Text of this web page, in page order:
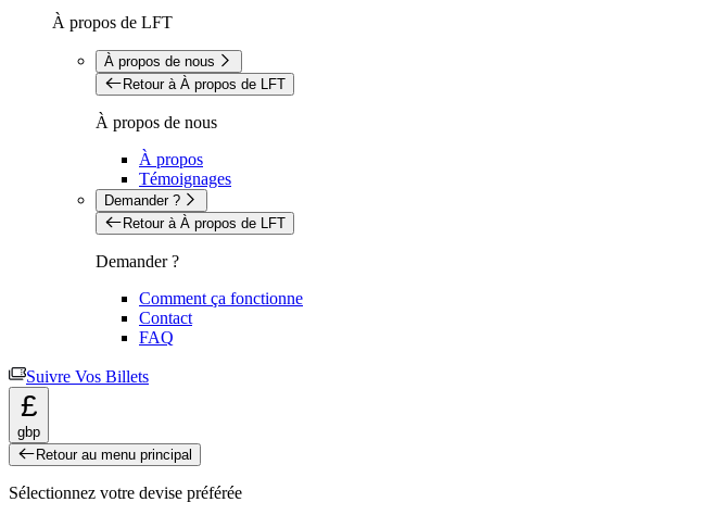
À propos de LFT
À propos de nous
Retour à À propos de LFT
À propos de nous
À propos
Témoignages
Demander ?
Retour à À propos de LFT
Demander ?
Comment ça fonctionne
Contact
FAQ
Suivre Vos Billets
£
gbp
Retour au menu principal
Sélectionnez votre devise préférée